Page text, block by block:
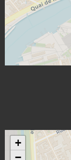
+
−